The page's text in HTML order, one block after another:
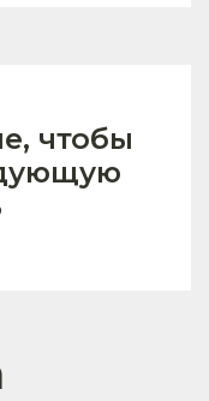
чтобы